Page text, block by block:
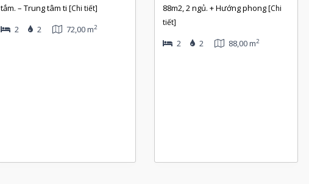
tắm. – Trung tâm ti [Chi tiết]
2 2 72,00 m2
88m2, 2 ngủ. + Hướng phong[Chi
tiết]
2 2 88,00 m2